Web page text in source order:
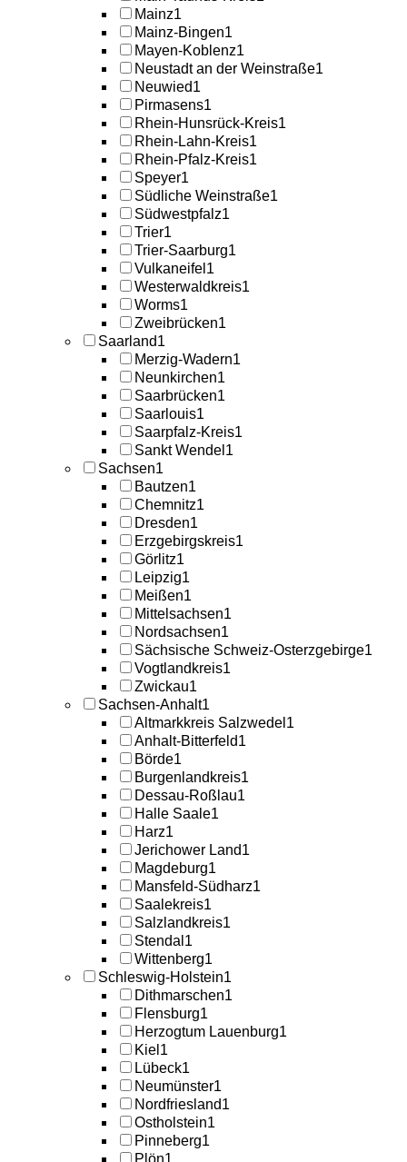
Mainz1
Mainz-Bingen1
Mayen-Koblenz1
Neustadt an der Weinstraße1
Neuwied1
Pirmasens1
Rhein-Hunsrück-Kreis1
Rhein-Lahn-Kreis1
Rhein-Pfalz-Kreis1
Speyer1
Südliche Weinstraße1
Südwestpfalz1
Trier1
Trier-Saarburg1
Vulkaneifel 1
Westerwaldkreis1
Worms1
Zweibrücken1
Saarland1
Merzig-Wadern1
Neunkirchen1
Saarbrücken1
Saarlouis1
Saarpfalz-Kreis1
Sankt Wendel 1
Sachsen1
Bautzen1
Chemnitz1
Dresden1
Erzgebirgskreis1
Görlitz1
Leipzig1
Meißen1
Mittelsachsen1
Nordsachsen1
Sächsische Schweiz-Osterzgebirge1
Vogtlandkreis1
Zwickau1
Sachsen-Anhalt1
Altmarkkreis Salzwedel 1
Anhalt-Bitterfeld1
Börde1
Burgenlandkreis1
Dessau-Roßlau1
Halle Saale1
Harz1
Jerichower Land1
Magdeburg1
Mansfeld-Südharz1
Saalekreis1
Salzlandkreis1
Stendal 1
Wittenberg1
Schleswig-Holstein1
Dithmarschen1
Flensburg1
Herzogtum Lauenburg1
Kiel 1
Lübeck1
Neumünster1
Nordfriesland1
Ostholstein1
Pinneberg1
Plön1